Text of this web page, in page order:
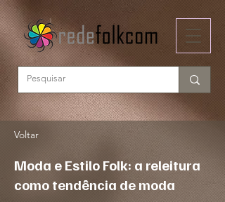
Voltar
Moda e Estilo Folk: a releitura
como tendência de moda